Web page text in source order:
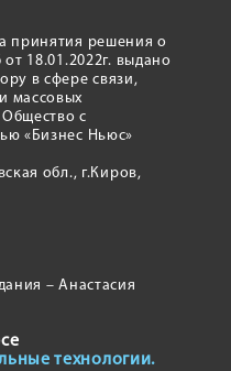
принятия решения о
18.01.2022г. выдано
в сфере связи,
массовых
с
«Бизнес Ньюс»
обл., г.Киров,
– Анастасия
технологии.